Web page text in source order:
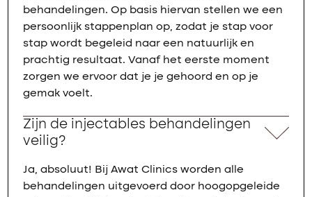
behandelingen. Op basis hiervan stellen we een
persoonlijk stappenplan op, zodat je stap voor
stap wordt begeleid naar een natuurlijk en
prachtig resultaat. Vanaf het eerste moment
zorgen we ervoor dat je je gehoord en op je
gemak voelt.
Zijn de injectables behandelingen
veilig?
Ja, absoluut! Bij Awat Clinics worden alle
behandelingen uitgevoerd door hoogopgeleide